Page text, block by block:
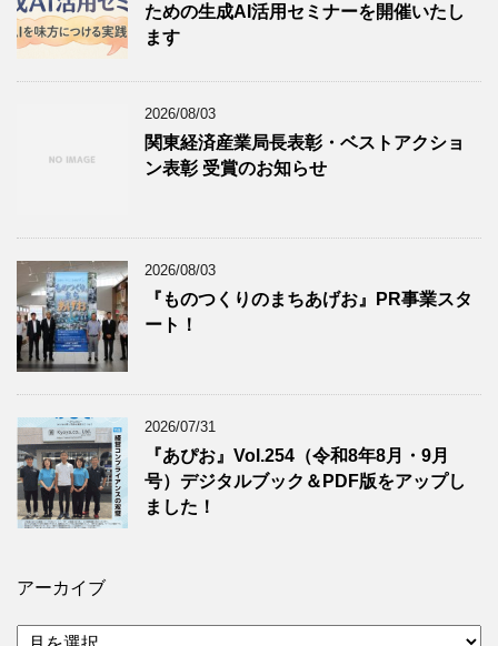
ための生成AI活用セミナーを開催いたし
ます
2026/08/03
関東経済産業局長表彰・ベストアクショ
ン表彰 受賞のお知らせ
2026/08/03
『ものつくりのまちあげお』PR事業スタ
ート！
2026/07/31
『あぴお』Vol.254（令和8年8月・9月
号）デジタルブック＆PDF版をアップし
ました！
アーカイブ
ア